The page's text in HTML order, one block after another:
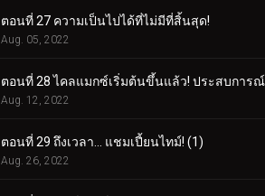
ตอนที่ 27 ความเป็นไปได้ที่ไม่มีที่สิ้นสุด!
Aug. 05, 2022
ตอนที่ 28 ไคลแมกซ์เริ่มต้นขึ้นแล้ว! ประสบการ
Aug. 12, 2022
ตอนที่ 29 ถึงเวลา... แชมเปี้ยนไทม์! (1)
Aug. 26, 2022